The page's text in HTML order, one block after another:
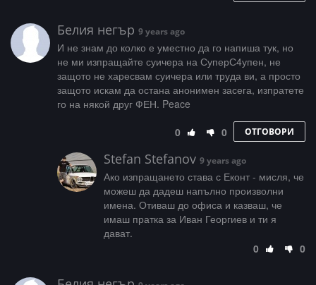
Белия негър 9 years ago
И не знам до колко е уместно да го напиша тук, но
не ми изпращайте суичера на СуперС4упен, не
защото не харесвам суичера или труда ви, а просто
защото искам да остана анонимен засега, изпратете
го на някой друг ФЕН. Peace
0 0 ОТГОВОРИ
Stefan Stefanov 9 years ago
Ако изпращането става с Еконт - мисля, че
можеш да дадеш напълно произволни
имена. Отиваш до офиса и казваш, че
имаш пратка за Иван Георгиев и ти я
дават.
0
0